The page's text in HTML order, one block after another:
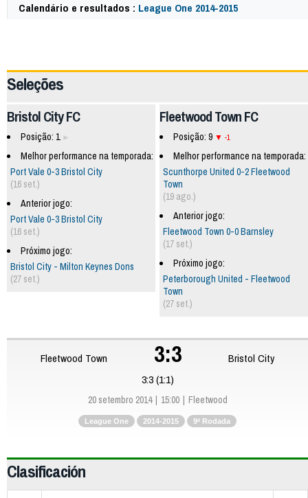
Calendário e resultados : League One 2014-2015
Seleções
Fleetwood Town FC
Posição: 9 -1
Melhor performance na temporada:
Scunthorpe United 0-2 Fleetwood
Town
(19 ago.)
Anterior jogo:
Fleetwood Town 0-0 Barnsley
(17 set.)
Próximo jogo:
Peterborough United - Fleetwood
Town
(27 set.)
Bristol City FC
Posição: 1
Melhor performance na temporada:
Port Vale 0-3 Bristol City
(16 set.)
Anterior jogo:
Port Vale 0-3 Bristol City
(16 set.)
Próximo jogo:
Bristol City - Milton Keynes Dons
(27 set.)
Fleetwood Town 3:3
Bristol City
3:3 (1:1)
20 setembro 2014 15:00 Fleetwood
League One 2014-2015 9ª Rodada
Clasificación